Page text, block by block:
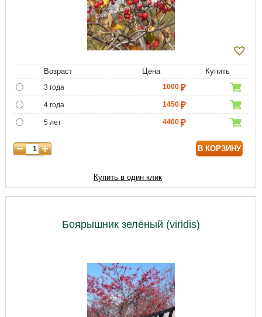
Возраст Цена Купить
3 года 1000
4 года 1450
5 лет 4400
7 лет
В КОРЗИНУ
Купить в один клик
Боярышник зелёный (viridis)